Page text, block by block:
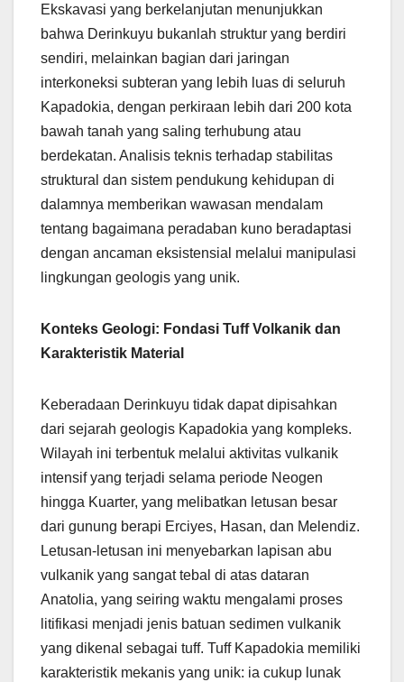
Ekskavasi yang berkelanjutan menunjukkan
bahwa Derinkuyu bukanlah struktur yang berdiri
sendiri, melainkan bagian dari jaringan
interkoneksi subteran yang lebih luas di seluruh
Kapadokia, dengan perkiraan lebih dari 200 kota
bawah tanah yang saling terhubung atau
berdekatan. Analisis teknis terhadap stabilitas
struktural dan sistem pendukung kehidupan di
dalamnya memberikan wawasan mendalam
tentang bagaimana peradaban kuno beradaptasi
dengan ancaman eksistensial melalui manipulasi
lingkungan geologis yang unik.
Konteks Geologi: Fondasi Tuff Volkanik dan
Karakteristik Material
Keberadaan Derinkuyu tidak dapat dipisahkan
dari sejarah geologis Kapadokia yang kompleks.
Wilayah ini terbentuk melalui aktivitas vulkanik
intensif yang terjadi selama periode Neogen
hingga Kuarter, yang melibatkan letusan besar
dari gunung berapi Erciyes, Hasan, dan Melendiz.
Letusan-letusan ini menyebarkan lapisan abu
vulkanik yang sangat tebal di atas dataran
Anatolia, yang seiring waktu mengalami proses
litifikasi menjadi jenis batuan sedimen vulkanik
yang dikenal sebagai tuff. Tuff Kapadokia memiliki
karakteristik mekanis yang unik: ia cukup lunak